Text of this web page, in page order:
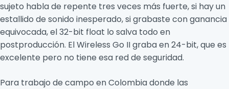
sujeto habla de repente tres veces más fuerte, si hay un
estallido de sonido inesperado, si grabaste con ganancia
equivocada, el 32-bit float lo salva todo en
postproducción. El Wireless Go II graba en 24-bit, que es
excelente pero no tiene esa red de seguridad.
Para trabajo de campo en Colombia donde las